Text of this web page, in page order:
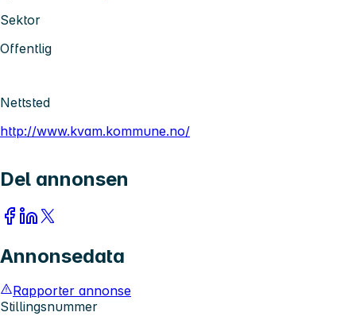
Sektor
Offentlig
Nettsted
http://www.kvam.kommune.no/
Del annonsen
Annonsedata
Rapporter annonse
Stillingsnummer